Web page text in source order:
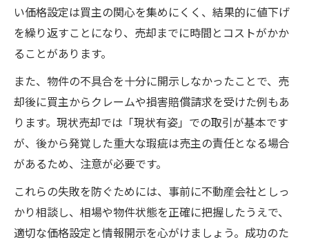
い価格設定は買主の関心を集めにくく、結果的に値下げ
を繰り返すことになり、売却までに時間とコストがかか
ることがあります。
また、物件の不具合を十分に開示しなかったことで、売
却後に買主からクレームや損害賠償請求を受けた例もあ
ります。現状売却では「現状有姿」での取引が基本です
が、後から発覚した重大な瑕疵は売主の責任となる場合
があるため、注意が必要です。
これらの失敗を防ぐためには、事前に不動産会社としっ
かり相談し、相場や物件状態を正確に把握したうえで、
適切な価格設定と情報開示を心がけましょう。成功のた